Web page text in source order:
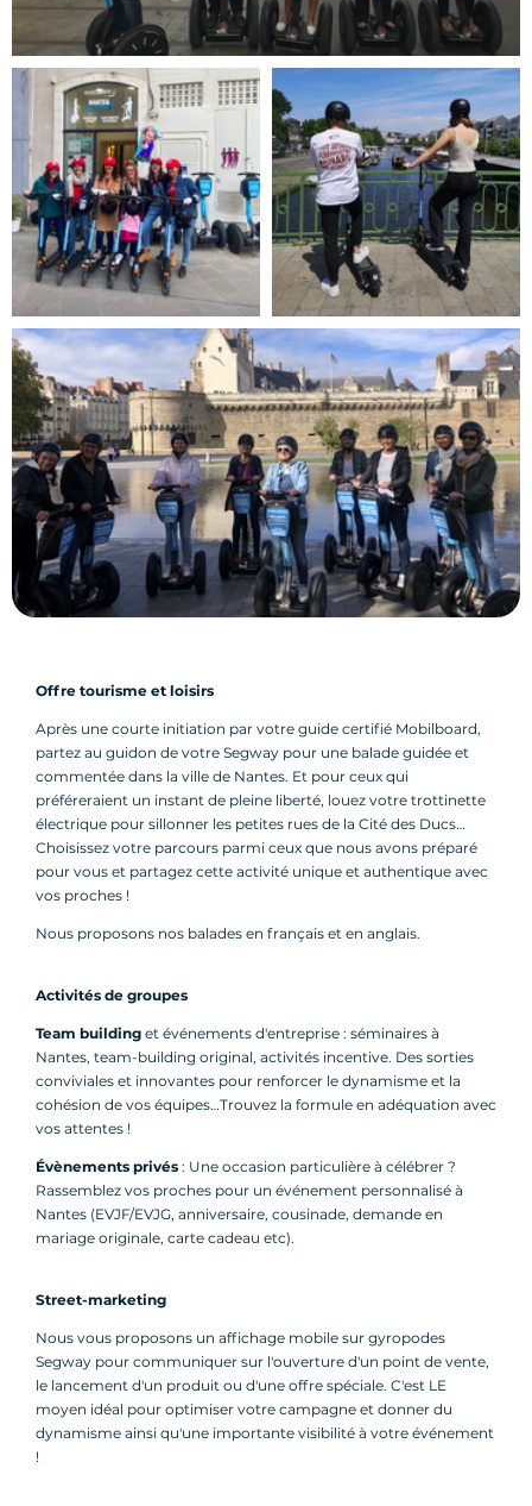
Offre tourisme et loisirs
Après une courte initiation par votre guide certifié Mobilboard,
partez au guidon de votre Segway pour une balade guidée et
commentée dans la ville de Nantes. Et pour ceux qui
préféreraient un instant de pleine liberté, louez votre trottinette
électrique pour sillonner les petites rues de la Cité des Ducs…
Choisissez votre parcours parmi ceux que nous avons préparé
pour vous et partagez cette activité unique et authentique avec
vos proches !
Nous proposons nos balades en français et en anglais.
Activités de groupes
Team building et événements d'entreprise : séminaires à
Nantes, team-building original, activités incentive. Des sorties
conviviales et innovantes pour renforcer le dynamisme et la
cohésion de vos équipes…Trouvez la formule en adéquation avec
vos attentes !
Évènements privés : Une occasion particulière à célébrer ?
Rassemblez vos proches pour un événement personnalisé à
Nantes (EVJF/EVJG, anniversaire, cousinade, demande en
mariage originale, carte cadeau etc).
Street-marketing
Nous vous proposons un affichage mobile sur gyropodes
Segway pour communiquer sur l'ouverture d'un point de vente,
le lancement d'un produit ou d'une offre spéciale. C'est LE
moyen idéal pour optimiser votre campagne et donner du
dynamisme ainsi qu'une importante visibilité à votre événement
!